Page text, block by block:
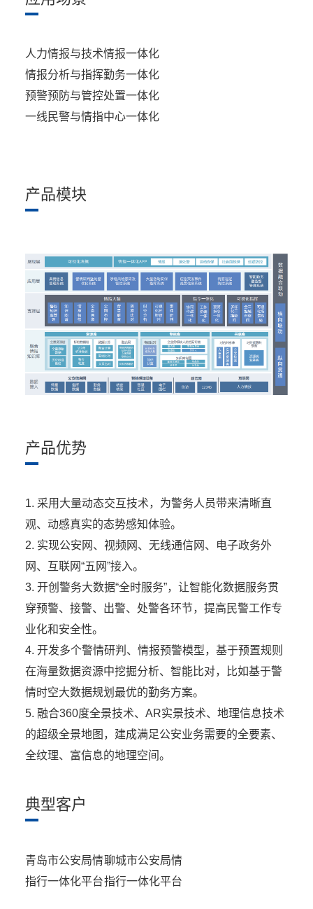
人力情报与技术情报一体化
情报分析与指挥勤务一体化
预警预防与管控处置一体化
一线民警与情指中心一体化
产品模块
产品优势
1. 采用大量动态交互技术，为警务人员带来清晰直
观、动感真实的态势感知体验。
2. 实现公安网、视频网、无线通信网、电子政务外
网、互联网“五网”接入。
3. 开创警务大数据“全时服务”，让智能化数据服务贯
穿预警、接警、出警、处警各环节，提高民警工作专
业化和安全性。
4. 开发多个警情研判、情报预警模型，基于预置规则
在海量数据资源中挖掘分析、智能比对，比如基于警
情时空大数据规划最优的勤务方案。
5. 融合360度全景技术、AR实景技术、地理信息技术
的超级全景地图，建成满足公安业务需要的全要素、
全纹理、富信息的地理空间。
典型客户
青岛市公安局情
指行一体化平台
聊城市公安局情
指行一体化平台